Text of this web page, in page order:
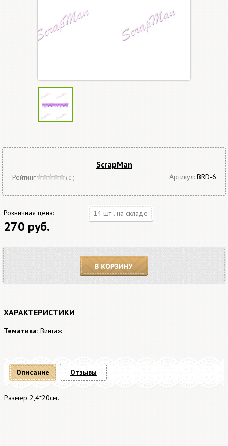
ScrapMan
Рейтинг ( 0 ) Артикул: BRD-6
Розничная цена:
270 руб.
14 шт . на складе
В корзину
ХАРАКТЕРИСТИКИ
Тематика: Винтаж
Описание
Размер 2,4*20см.
Отзывы